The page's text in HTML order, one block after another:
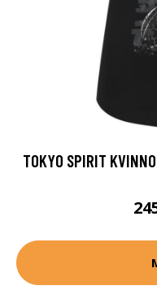
TOKYO SPIRIT